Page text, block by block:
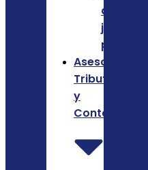
de
jubilación
patronal
Asesoría
Tributaria
y
Contable